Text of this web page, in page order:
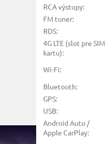
RCA výstupy:
FM tuner:
RDS:
4G LTE (slot pre SIM
kartu):
Wi-Fi:
Bluetooth:
GPS:
USB:
Android Auto /
Apple CarPlay: